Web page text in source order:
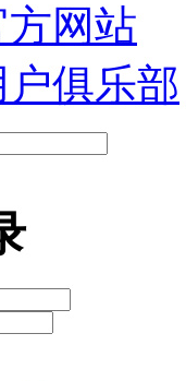
网站
俱乐部